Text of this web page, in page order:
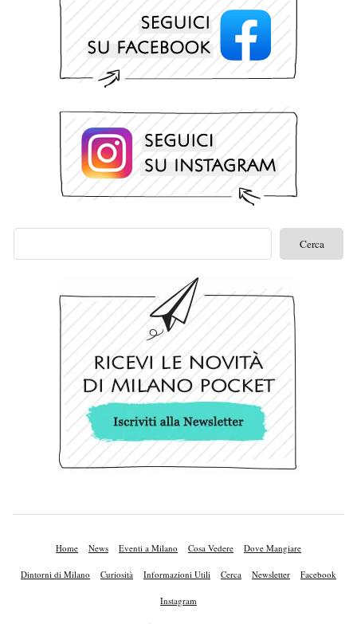
Home News Eventi a Milano Cosa Vedere Dove Mangiare
Dintorni di Milano Curiosità Informazioni Utili Cerca Newsletter Facebook
Instagram